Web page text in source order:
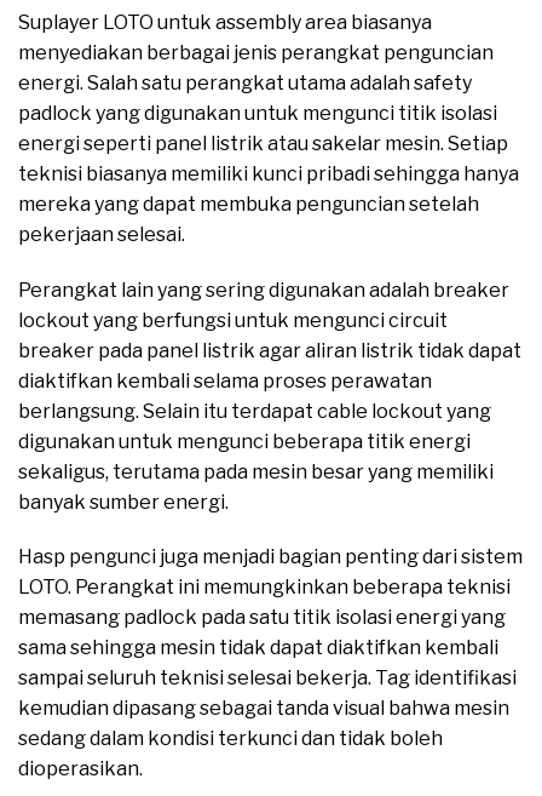
Suplayer LOTO untuk assembly area biasanya
menyediakan berbagai jenis perangkat penguncian
energi. Salah satu perangkat utama adalah safety
padlock yang digunakan untuk mengunci titik isolasi
energi seperti panel listrik atau sakelar mesin. Setiap
teknisi biasanya memiliki kunci pribadi sehingga hanya
mereka yang dapat membuka penguncian setelah
pekerjaan selesai.
Perangkat lain yang sering digunakan adalah breaker
lockout yang berfungsi untuk mengunci circuit
breaker pada panel listrik agar aliran listrik tidak dapat
diaktifkan kembali selama proses perawatan
berlangsung. Selain itu terdapat cable lockout yang
digunakan untuk mengunci beberapa titik energi
sekaligus, terutama pada mesin besar yang memiliki
banyak sumber energi.
Hasp pengunci juga menjadi bagian penting dari sistem
LOTO. Perangkat ini memungkinkan beberapa teknisi
memasang padlock pada satu titik isolasi energi yang
sama sehingga mesin tidak dapat diaktifkan kembali
sampai seluruh teknisi selesai bekerja. Tag identifikasi
kemudian dipasang sebagai tanda visual bahwa mesin
sedang dalam kondisi terkunci dan tidak boleh
dioperasikan.